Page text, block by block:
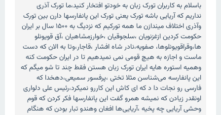
باسلام به کاربران تورک زبان به خودتو افتخار کنید،ما تورک آذری
نداریم که آریایی باشه تورک یعنی تورک این پانفارسها دارن بین تورک
وآذری اختلاف میندازن ما همه تورکیم که نزدیگ به ۱۵۰۰ سال بر ایران
حکومت کردین ازغزنویان ،سلجوقیان ،خوارزمشاهیان ،آق قویونلو
ها،وقراقویونلوها، صفویه،نادر شاه افشار ،قاجار،وتا به الان که دست
ماست و اجازه به هیچ قومی نمی نمیدهیم تا در ایران حکومت کنه
وهمیه استوره هایه ایران تورک زبان هستن فقط چند تا شو میگم که
این پانفارسه می‌شناسن مثلا تختی ،پرفسور سمیعی،دهخدا که
فارسی رو نجات دا د که ای کاش این کاررو نمیکرد،رئیس علی دلواری
اونقدر زیادن که نمیشه همرو گفت این پانفارسها فکر کردن که قوم
وحشی آریایی چه پخیه ،آریایی‌ها افغان وهندو تبار بودن که هنگام